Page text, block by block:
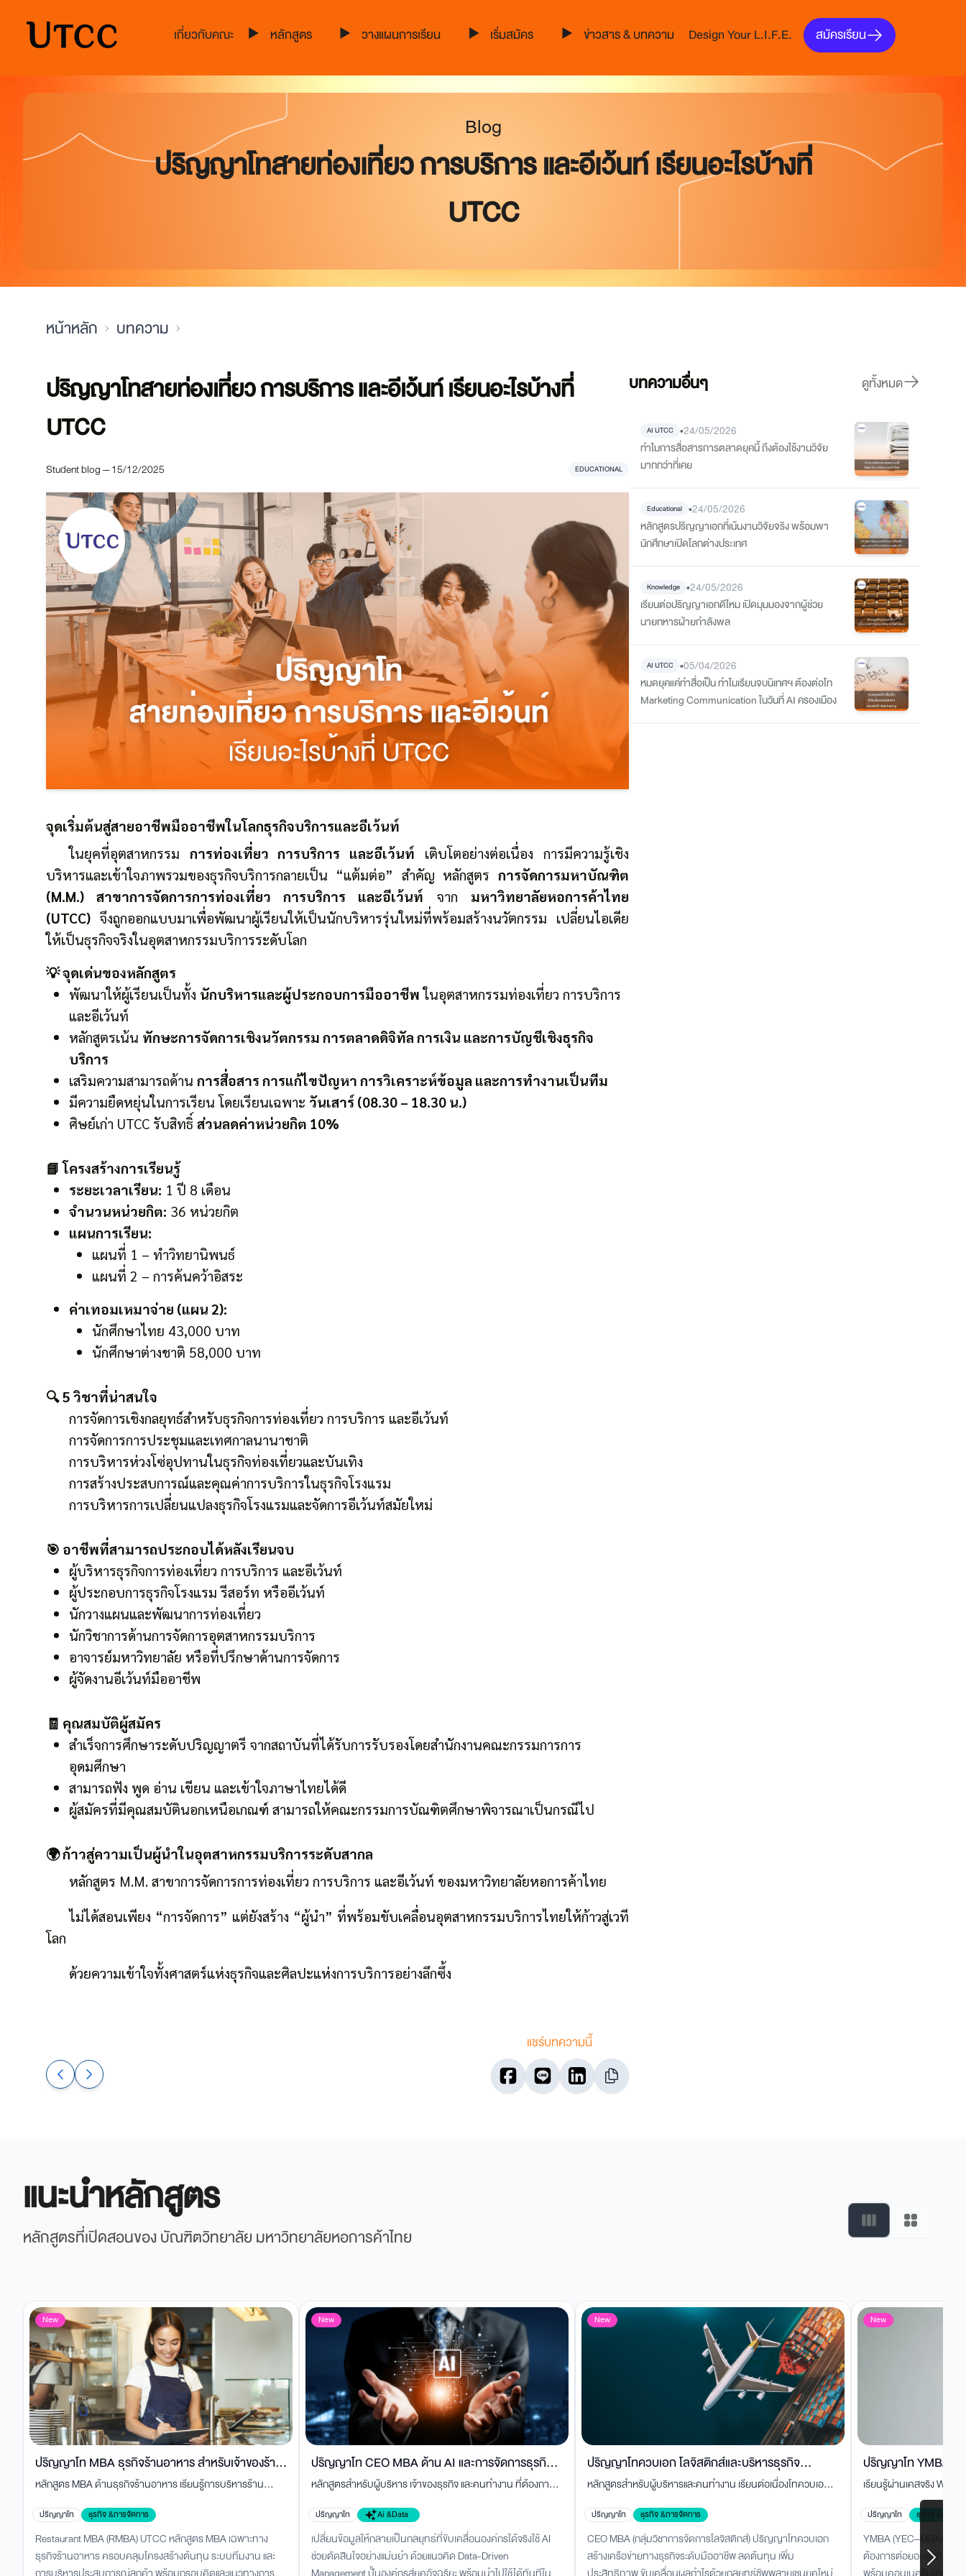
เกี่ยวกับคณะ หลักสูตร วางแผนการเรียน เริ่มสมัคร ข่าวสาร & บทความ Design Your L.I.F.E. สมัครเรียน
Blog
ปริญญาโทสายท่องเที่ยว การบริการ และอีเว้นท์ เรียนอะไรบ้างที่
UTCC
หน้าหลัก บทความ
ปริญญาโทสายท่องเที่ยว การบริการ และอีเว้นท์ เรียนอะไรบ้างที่
UTCC
Student blog — 15/12/2025 EDUCATIONAL
จุดเริ่มต้นสู่สายอาชีพมืออาชีพในโลกธุรกิจบริการและอีเว้นท์
ในยุคที่อุตสาหกรรม การท่องเที่ยว การบริการ และอีเว้นท์ เติบโตอย่างต่อเนื่อง การมีความรู้เชิง
บริหารและเข้าใจภาพรวมของธุรกิจบริการกลายเป็น “แต้มต่อ” สำคัญ หลักสูตร การจัดการมหาบัณฑิต
(M.M.) สาขาการจัดการการท่องเที่ยว การบริการ และอีเว้นท์ จาก มหาวิทยาลัยหอการค้าไทย
(UTCC) จึงถูกออกแบบมาเพื่อพัฒนาผู้เรียนให้เป็นนักบริหารรุ่นใหม่ที่พร้อมสร้างนวัตกรรม เปลี่ยนไอเดีย
ให้เป็นธุรกิจจริงในอุตสาหกรรมบริการระดับโลก
💡 จุดเด่นของหลักสูตร
พัฒนาให้ผู้เรียนเป็นทั้ง นักบริหารและผู้ประกอบการมืออาชีพ ในอุตสาหกรรมท่องเที่ยว การบริการ
และอีเว้นท์
หลักสูตรเน้น ทักษะการจัดการเชิงนวัตกรรม การตลาดดิจิทัล การเงิน และการบัญชีเชิงธุรกิจ
บริการ
เสริมความสามารถด้าน การสื่อสาร การแก้ไขปัญหา การวิเคราะห์ข้อมูล และการทำงานเป็นทีม
มีความยืดหยุ่นในการเรียน โดยเรียนเฉพาะ วันเสาร์ (08.30 – 18.30 น.)
ศิษย์เก่า UTCC รับสิทธิ์ ส่วนลดค่าหน่วยกิต 10%
📘 โครงสร้างการเรียนรู้
ระยะเวลาเรียน: 1 ปี 8 เดือน
จำนวนหน่วยกิต: 36 หน่วยกิต
แผนการเรียน:
แผนที่ 1 – ทำวิทยานิพนธ์
แผนที่ 2 – การค้นคว้าอิสระ
ค่าเทอมเหมาจ่าย (แผน 2):
นักศึกษาไทย 43,000 บาท
นักศึกษาต่างชาติ 58,000 บาท
🔍 5 วิชาที่น่าสนใจ
การจัดการเชิงกลยุทธ์สำหรับธุรกิจการท่องเที่ยว การบริการ และอีเว้นท์
การจัดการการประชุมและเทศกาลนานาชาติ
การบริหารห่วงโซ่อุปทานในธุรกิจท่องเที่ยวและบันเทิง
การสร้างประสบการณ์และคุณค่าการบริการในธุรกิจโรงแรม
การบริหารการเปลี่ยนแปลงธุรกิจโรงแรมและจัดการอีเว้นท์สมัยใหม่
🎯 อาชีพที่สามารถประกอบได้หลังเรียนจบ
ผู้บริหารธุรกิจการท่องเที่ยว การบริการ และอีเว้นท์
ผู้ประกอบการธุรกิจโรงแรม รีสอร์ท หรืออีเว้นท์
นักวางแผนและพัฒนาการท่องเที่ยว
นักวิชาการด้านการจัดการอุตสาหกรรมบริการ
อาจารย์มหาวิทยาลัย หรือที่ปรึกษาด้านการจัดการ
ผู้จัดงานอีเว้นท์มืออาชีพ
🧾 คุณสมบัติผู้สมัคร
สำเร็จการศึกษาระดับปริญญาตรี จากสถาบันที่ได้รับการรับรองโดยสำนักงานคณะกรรมการการ
อุดมศึกษา
สามารถฟัง พูด อ่าน เขียน และเข้าใจภาษาไทยได้ดี
ผู้สมัครที่มีคุณสมบัตินอกเหนือเกณฑ์ สามารถให้คณะกรรมการบัณฑิตศึกษาพิจารณาเป็นกรณีไป
🌍 ก้าวสู่ความเป็นผู้นำในอุตสาหกรรมบริการระดับสากล
หลักสูตร M.M. สาขาการจัดการการท่องเที่ยว การบริการ และอีเว้นท์ ของมหาวิทยาลัยหอการค้าไทย
ไม่ได้สอนเพียง “การจัดการ” แต่ยังสร้าง “ผู้นำ” ที่พร้อมขับเคลื่อนอุตสาหกรรมบริการไทยให้ก้าวสู่เวที
โลก
ด้วยความเข้าใจทั้งศาสตร์แห่งธุรกิจและศิลปะแห่งการบริการอย่างลึกซึ้ง
แชร์บทความนี้
บทความอื่นๆ ดูทั้งหมด
AI UTCC •24/05/2026
ทำไมการสื่อสารการตลาดยุคนี้ ถึงต้องใช้งานวิจัย
มากกว่าที่เคย
Educational •24/05/2026
หลักสูตรปริญญาเอกที่เน้นงานวิจัยจริง พร้อมพา
นักศึกษาเปิดโลกต่างประเทศ
Knowledge •24/05/2026
เรียนต่อปริญญาเอกดีไหม เปิดมุมมองจากผู้ช่วย
นายทหารฝ่ายกำลังพล
AI UTCC •05/04/2026
หมดยุคแค่ทำสื่อเป็น ทำไมเรียนจบนิเทศฯ ต้องต่อโท
Marketing Communication ในวันที่ AI ครองเมือง
แนะนำหลักสูตร
หลักสูตรที่เปิดสอนของ บัณฑิตวิทยาลัย มหาวิทยาลัยหอการค้าไทย
New
ปริญญาโท MBA ธุรกิจร้านอาหาร สำหรับเจ้าของร้าน
และผู้บริหาร
หลักสูตร MBA ด้านธุรกิจร้านอาหาร เรียนรู้การบริหารร้าน
อาหาร ต้นทุน ทีมงาน การตลาด และการขยายสาขา จากผู้
เชี่ยวชาญตัวจริง พร้อมต่อยอดสู่เจ้าของธุรกิจมืออาชีพ
ปริญญาโท ธุรกิจ &การจัดการ
Restaurant MBA (RMBA) UTCC หลักสูตร MBA เฉพาะทาง
ธุรกิจร้านอาหาร ครอบคลุมโครงสร้างต้นทุน ระบบทีมงาน และ
New
ปริญญาโท CEO MBA ด้าน AI และการจัดการธุรกิจ
ยุคใหม่
หลักสูตรสำหรับผู้บริหาร เจ้าของธุรกิจ และคนทำงาน ที่ต้องการใช้
AI ยกระดับการบริหาร การตลาด การขาย และการตัดสินใจ เพื่อ
สร้างการเติบโตในยุคดิจิทัล
ปริญญาโท Ai &Data
เปลี่ยนข้อมูลให้กลายเป็นกลยุทธ์ที่ขับเคลื่อนองค์กรได้จริงใช้ AI
ช่วยตัดสินใจอย่างแม่นยำ ด้วยแนวคิด Data-Driven
New
ปริญญาโทควบเอก โลจิสติกส์และบริหารธุรกิจ
(Double Degree)
หลักสูตรสำหรับผู้บริหารและคนทำงาน เรียนต่อเนื่องโทควบเอก
พัฒนาความเชี่ยวชาญด้านโลจิสติกส์ ซัพพลายเชน และการ
บริหารธุรกิจยุคใหม่
ปริญญาโท ธุรกิจ &การจัดการ
CEO MBA (กลุ่มวิชาการจัดการโลจิสติกส์) ปริญญาโทควบเอก
สร้างเครือข่ายทางธุรกิจระดับมืออาชีพ ลดต้นทุน เพิ่ม
New
ปริญญาโท YMBA ส
เรียนรู้ผ่านเคสจริง
จาก UTCC
ปริญญาโท ธุรกิจ &การจัด
YMBA (YEC–MBA)
ต้องการต่อยอดธุรกิจจริง